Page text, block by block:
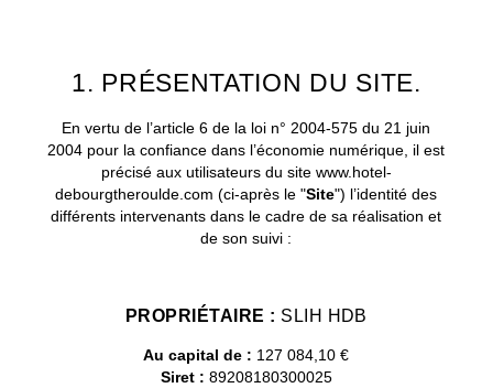
1. PRÉSENTATION DU SITE.
En vertu de l’article 6 de la loi n° 2004-575 du 21 juin
2004 pour la confiance dans l’économie numérique, il est
précisé aux utilisateurs du site www.hotel-
debourgtheroulde.com (ci-après le "Site") l’identité des
différents intervenants dans le cadre de sa réalisation et
de son suivi :
PROPRIÉTAIRE : SLIH HDB
Au capital de : 127 084,10 €
Siret : 89208180300025